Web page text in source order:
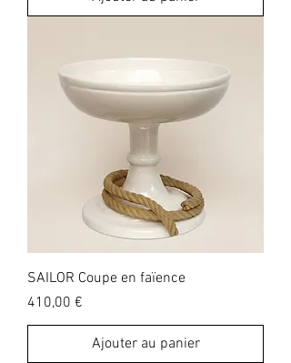
SAILOR Coupe en faïence
Prix
410,00 €
Ajouter au panier